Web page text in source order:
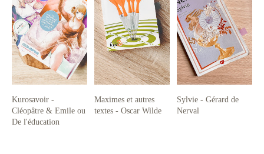
Kurosavoir -
Cléopâtre & Emile ou
De l'éducation
Maximes et autres
textes - Oscar Wilde
Sylvie - Gérard de
Nerval